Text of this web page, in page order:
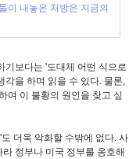
이 내놓은 처방은 지금의
기보다는 '도대체 어떤 식으로
각을 하며 읽을 수 있다. 물론,
여 이 불황의 원인을 찾고 싶
더욱 악화할 수밖에 없다. 사
정부나 미국 정부를 옹호해